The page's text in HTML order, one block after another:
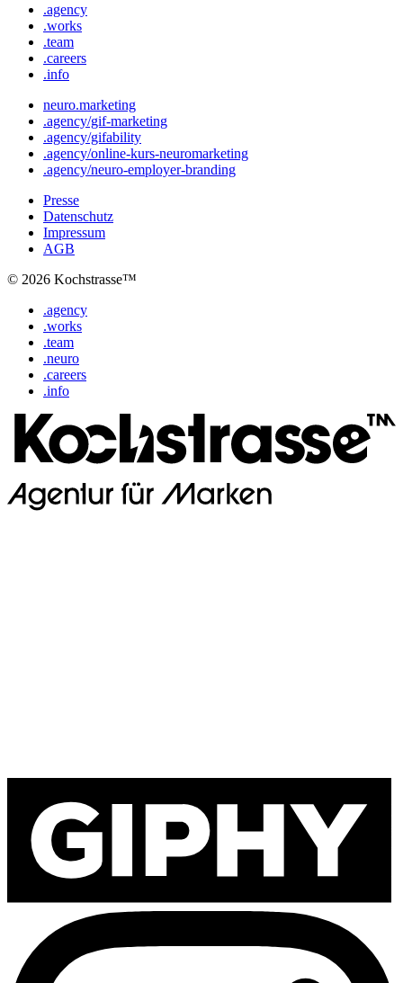
.agency
.works
.team
.careers
.info
neuro.marketing
.agency/gif-marketing
.agency/gifability
.agency/online-kurs-neuromarketing
.agency/neuro-employer-branding
Presse
Datenschutz
Impressum
AGB
© 2026 Kochstrasse™
.agency
.works
.team
.neuro
.careers
.info